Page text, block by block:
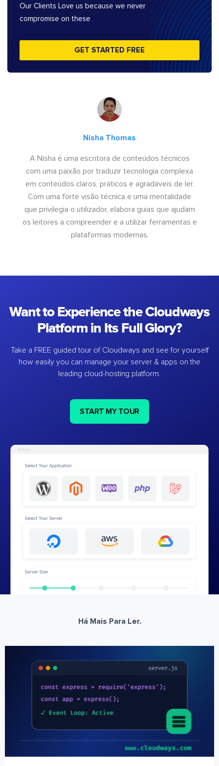
Our Clients Love us because we never
compromise on these
GET STARTED FREE
Nisha Thomas
A Nisha é uma escritora de conteúdos técnicos
com uma paixão por traduzir tecnologia complexa
em conteúdos claros, práticos e agradáveis de ler.
Com uma forte visão técnica e uma mentalidade
que privilegia o utilizador, elabora guias que ajudam
os leitores a compreender e a utilizar ferramentas e
plataformas modernas.
Want to Experience the Cloudways
Platform in Its Full Glory?
Take a FREE guided tour of Cloudways and see for yourself
how easily you can manage your server & apps on the
leading cloud-hosting platform.
START MY TOUR
Há Mais Para Ler.